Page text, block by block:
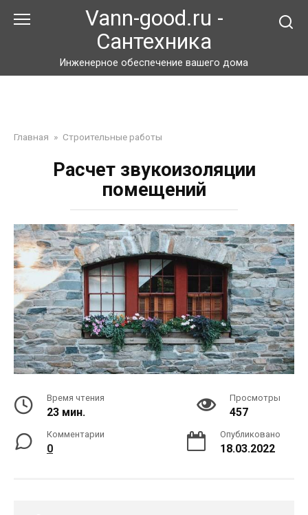
Vann-good.ru -
Сантехника
Инженерное обеспечение вашего дома
Главная » Строительные работы
Расчет звукоизоляции
помещений
Время чтения
23 мин.
Просмотры
457
Комментарии
0
Опубликовано
18.03.2022